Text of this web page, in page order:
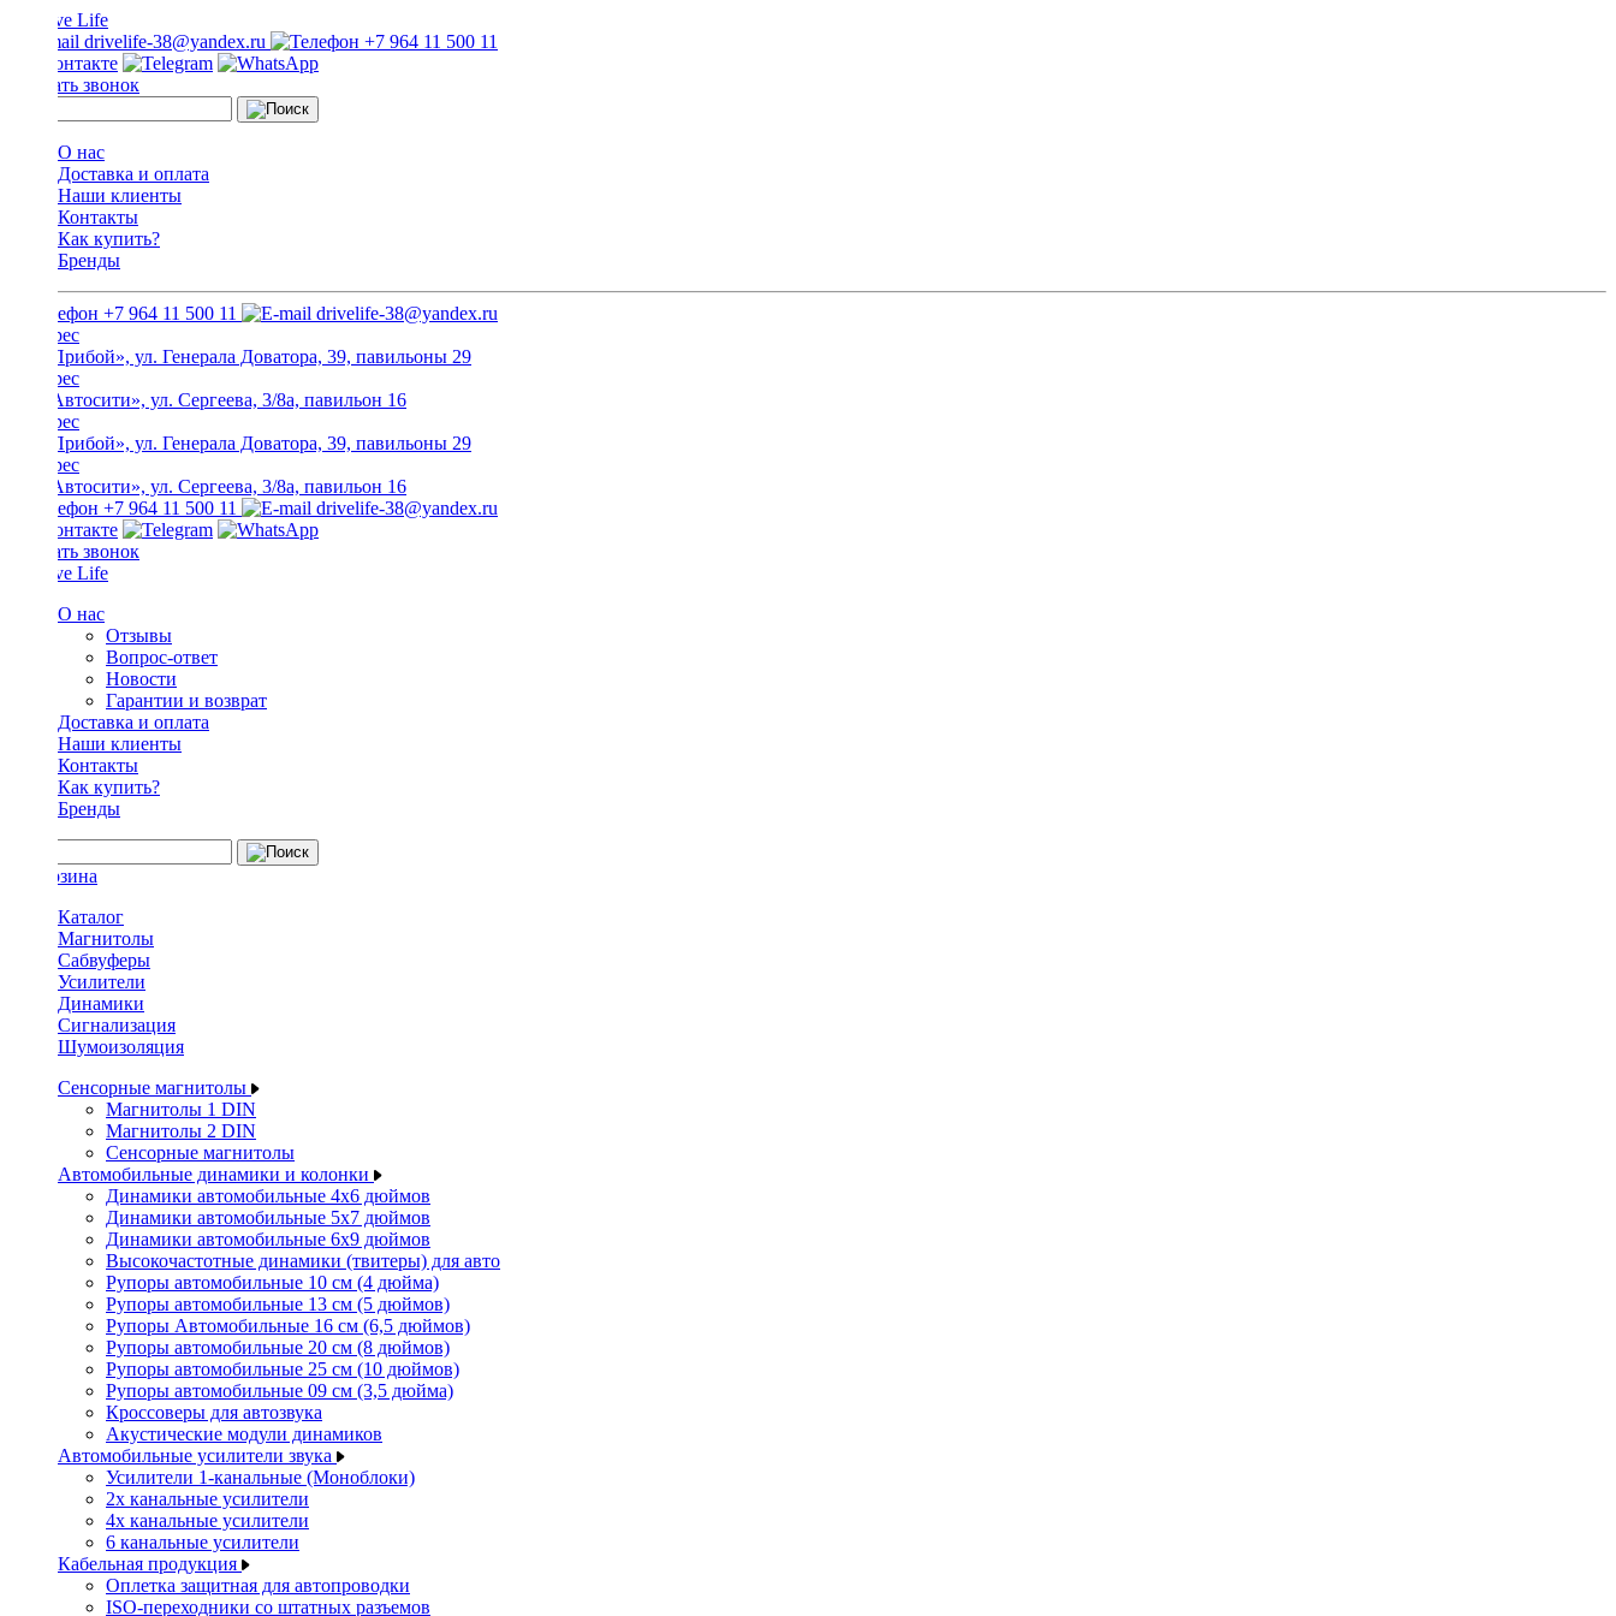
drivelife-38@yandex.ru +7 964 11 500 11
Заказать звонок
О нас
Доставка и оплата
Наши клиенты
Контакты
Как купить?
Бренды
+7 964 11 500 11 drivelife-38@yandex.ru
ТЦ «Прибой», ул. Генерала Доватора, 39, павильоны 29
ТЦ «Автосити», ул. Сергеева, 3/8а, павильон 16
ТЦ «Прибой», ул. Генерала Доватора, 39, павильоны 29
ТЦ «Автосити», ул. Сергеева, 3/8а, павильон 16
+7 964 11 500 11
drivelife-38@yandex.ru
Заказать звонок
О нас
Отзывы
Вопрос-ответ
Новости
Гарантии и возврат
Доставка и оплата
Наши клиенты
Контакты
Как купить?
Бренды
Каталог
Магнитолы
Сабвуферы
Усилители
Динамики
Сигнализация
Шумоизоляция
Сенсорные магнитолы
Магнитолы 1 DIN
Магнитолы 2 DIN
Сенсорные магнитолы
Автомобильные динамики и колонки
Динамики автомобильные 4x6 дюймов
Динамики автомобильные 5x7 дюймов
Динамики автомобильные 6x9 дюймов
Высокочастотные динамики (твитеры) для авто
Рупоры автомобильные 10 см (4 дюйма)
Рупоры автомобильные 13 см (5 дюймов)
Рупоры Автомобильные 16 см (6,5 дюймов)
Рупоры автомобильные 20 см (8 дюймов)
Рупоры автомобильные 25 см (10 дюймов)
Рупоры автомобильные 09 см (3,5 дюйма)
Кроссоверы для автозвука
Акустические модули динамиков
Автомобильные усилители звука
Усилители 1-канальные (Моноблоки)
2х канальные усилители
4х канальные усилители
6 канальные усилители
Кабельная продукция
Оплетка защитная для автопроводки
ISO-переходники со штатных разъемов